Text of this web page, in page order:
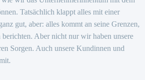
Tatsächlich klappt alles mit einer
gut, aber: alles kommt an seine Grenzen,
Aber nicht nur wir haben unsere
Sorgen. Auch unsere Kundinnen und